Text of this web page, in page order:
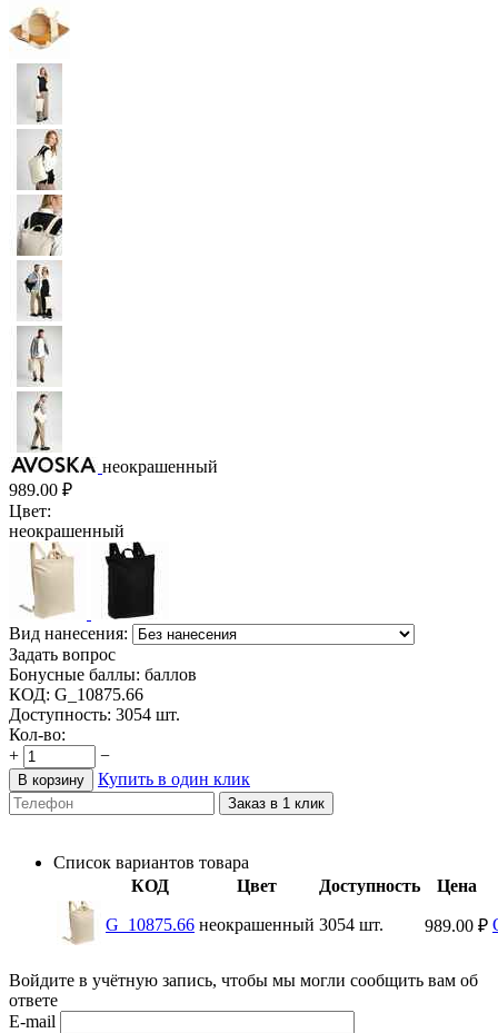
неокрашенный
989.00 ₽
Цвет:
неокрашенный
Вид нанесения:
Задать вопрос
Бонусные баллы: баллов
КОД: G_10875.66
Доступность: 3054 шт.
Кол-во:
+
−
В корзину Купить в один клик
Заказ в 1 клик
Список вариантов товара
КОД
Цвет Доступность Цена
G_10875.66 неокрашенный 3054 шт. 989.00 ₽
Войдите в учётную запись, чтобы мы могли сообщить вам об
ответе
E-mail